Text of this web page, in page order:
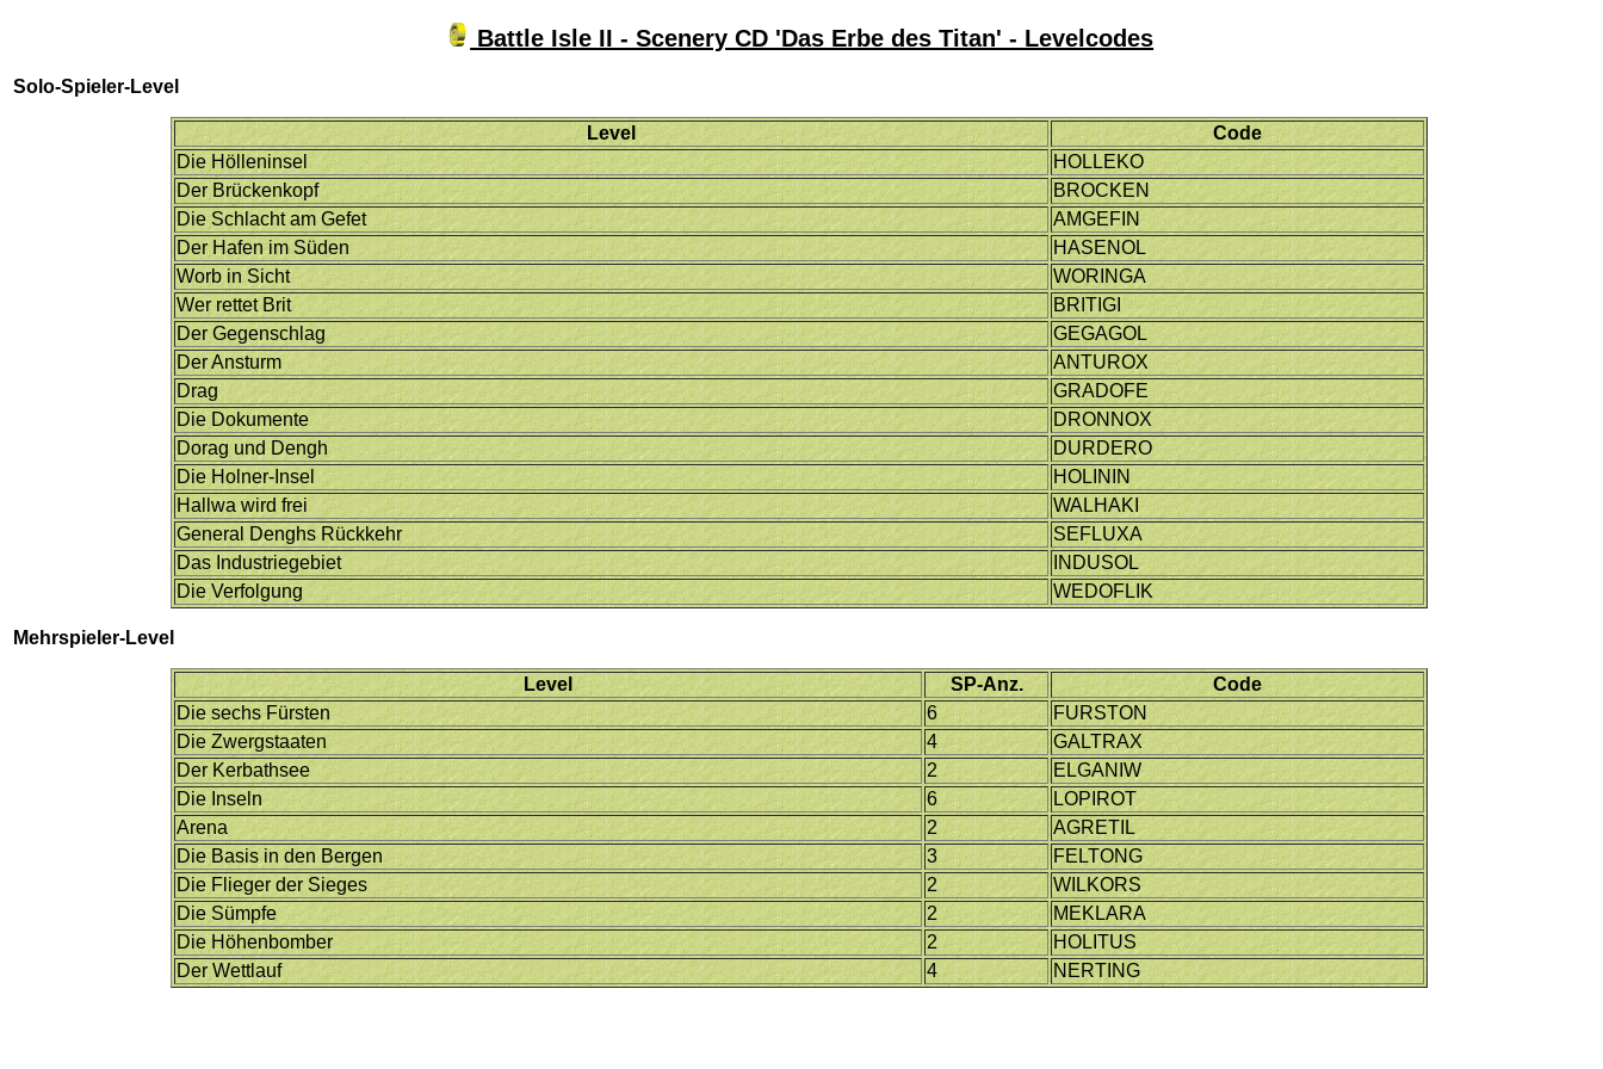
Battle Isle II - Scenery CD 'Das Erbe des Titan' - Levelcodes
Solo-Spieler-Level
Level
Code
Die Hölleninsel
HOLLEKO
Der Brückenkopf
BROCKEN
Die Schlacht am Gefet
AMGEFIN
Der Hafen im Süden
HASENOL
Worb in Sicht
WORINGA
Wer rettet Brit
BRITIGI
Der Gegenschlag
GEGAGOL
Der Ansturm
ANTUROX
Drag
GRADOFE
Die Dokumente
DRONNOX
Dorag und Dengh
DURDERO
Die Holner-Insel
HOLININ
Hallwa wird frei
WALHAKI
General Denghs Rückkehr
SEFLUXA
Das Industriegebiet
INDUSOL
Die Verfolgung
WEDOFLIK
Mehrspieler-Level
Level SP-Anz.
Code
Die sechs Fürsten
6
FURSTON
Die Zwergstaaten
4
GALTRAX
Der Kerbathsee
2
ELGANIW
Die Inseln
6
LOPIROT
Arena
2
AGRETIL
Die Basis in den Bergen
3
FELTONG
Die Flieger der Sieges
2
WILKORS
Die Sümpfe
2
MEKLARA
Die Höhenbomber
2
HOLITUS
Der Wettlauf
4 NERTING